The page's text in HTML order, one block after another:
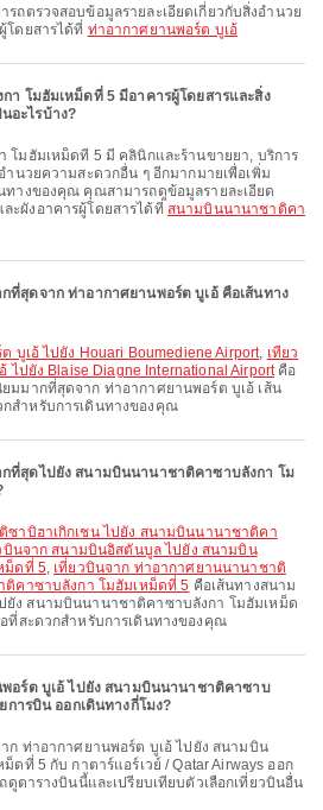
ถตรวจสอบข้อมูลรายละเอียดเกี่ยวกับสิ่งอำนวย
โดยสารได้ที่ ท่าอากาศยานพอร์ต บูเอ้
โมฮัมเหม็ดที่ 5 มีอาคารผู้โดยสารและสิ่ง
อะไรบ้าง?
ำนวยความสะดวกอื่น ๆ อีกมากมายเพื่อเพิ่ม
ทางของคุณ คุณสามารถดูข้อมูลรายละเอียด
ะผังอาคารผู้โดยสารได้ที่ สนามบินนานาชาติคา
ที่สุดจาก ท่าอากาศยานพอร์ต บูเอ้ คือเส้นทาง
บูเอ้ ไปยัง Houari Boumediene Airport, เที่ยว
ปยัง Blaise Diagne International Airportคือ
มมากที่สุดจาก ท่าอากาศยานพอร์ต บูเอ้ เส้น
สำหรับการเดินทางของคุณ
ที่สุดไปยัง สนามบินนานาชาติคาซาบลังกา โม
บินจาก สนามบินอิสตันบูล ไปยัง สนามบิน
ม็ดที่ 5, เที่ยวบินจาก ท่าอากาศยานนานาชาติ
ติคาซาบลังกา โมฮัมเหม็ดที่ 5 คือเส้นทางสนาม
ง สนามบินนานาชาติคาซาบลังกา โมฮัมเหม็ด
ที่สะดวกสำหรับการเดินทางของคุณ
อร์ต บูเอ้ ไปยัง สนามบินนานาชาติคาซาบ
การบิน ออกเดินทางกี่โมง?
ดที่ 5 กับ กาตาร์แอร์เวย์ / Qatar Airways ออก
ดูตารางบินนี้และเปรียบเทียบตัวเลือกเที่ยวบินอื่น